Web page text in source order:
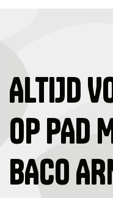
ALTIJD
OP PAD
BACO